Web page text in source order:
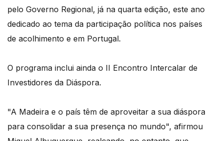
pelo Governo Regional, já na quarta edição, este ano
dedicado ao tema da participação política nos países
de acolhimento e em Portugal.
O programa inclui ainda o II Encontro Intercalar de
Investidores da Diáspora.
"A Madeira e o país têm de aproveitar a sua diáspora
para consolidar a sua presença no mundo", afirmou